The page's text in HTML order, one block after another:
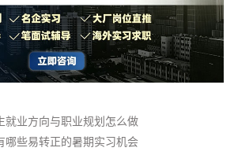
就业方向与职业规划怎么做
哪些易转正的暑期实习机会